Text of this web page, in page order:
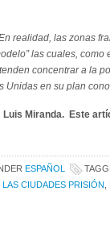
realidad, las zonas
las cuales,
concentrar a la
Unidas en su plan
Luis Miranda. Este
ESPAÑOL
LAS CIUDADES PRISIÓN